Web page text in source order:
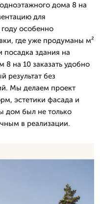
одноэтажного дома 8 на
для
особенно
где уже продуманы м²
посадка здания на
на 10 заказать удобно
результат без
Мы делаем проект
эстетики фасада и
дом был не только
в реализации.